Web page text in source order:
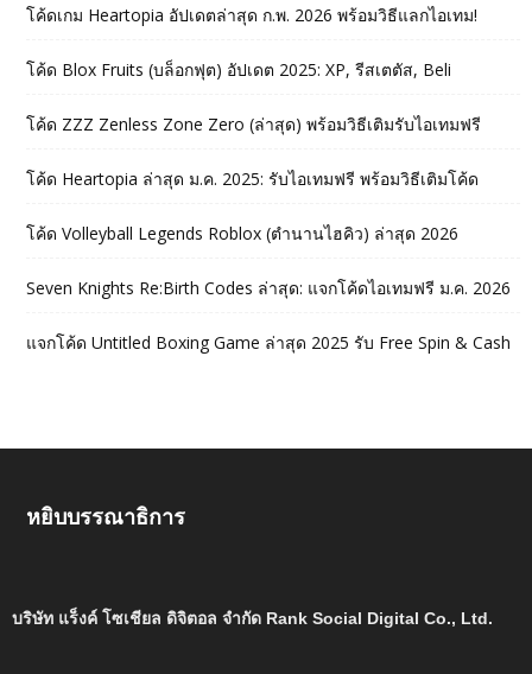
โค้ดเกม Heartopia อัปเดตล่าสุด ก.พ. 2026 พร้อมวิธีแลกไอเทม!
โค้ด Blox Fruits (บล็อกฟุต) อัปเดต 2025: XP, รีสเตตัส, Beli
โค้ด ZZZ Zenless Zone Zero (ล่าสุด) พร้อมวิธีเติมรับไอเทมฟรี
โค้ด Heartopia ล่าสุด ม.ค. 2025: รับไอเทมฟรี พร้อมวิธีเติมโค้ด
โค้ด Volleyball Legends Roblox (ตำนานไฮคิว) ล่าสุด 2026
Seven Knights Re:Birth Codes ล่าสุด: แจกโค้ดไอเทมฟรี ม.ค. 2026
แจกโค้ด Untitled Boxing Game ล่าสุด 2025 รับ Free Spin & Cash
หยิบบรรณาธิการ
บริษัท แร็งค์ โซเชียล ดิจิตอล จำกัด Rank Social Digital Co., Ltd.